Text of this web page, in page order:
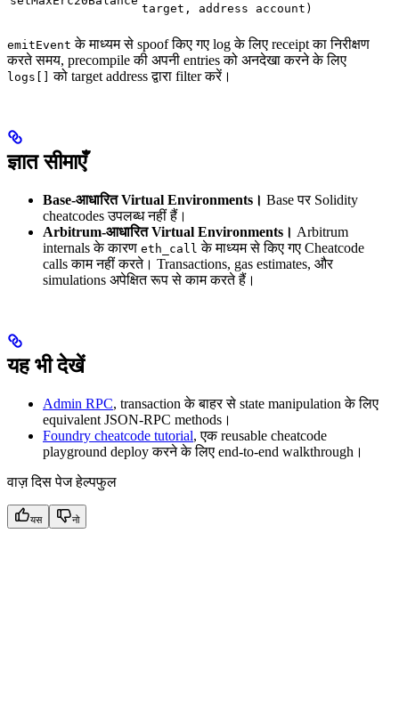
target, address account)
emitEvent के माध्यम से spoof किए गए log के लिए receipt का निरीक्षण
करते समय, precompile की अपनी entries को अनदेखा करने के लिए
logs[] को target address द्वारा filter करें।
ज्ञात सीमाएँ
Base-आधारित Virtual Environments। Base पर Solidity
cheatcodes उपलब्ध नहीं हैं।
Arbitrum-आधारित Virtual Environments। Arbitrum
internals के कारण eth_call के माध्यम से किए गए Cheatcode
calls काम नहीं करते। Transactions, gas estimates, और
simulations अपेक्षित रूप से काम करते हैं।
यह भी देखें
Admin RPC, transaction के बाहर से state manipulation के लिए
equivalent JSON-RPC methods।
Foundry cheatcode tutorial, एक reusable cheatcode
playground deploy करने के लिए end-to-end walkthrough।
वाज़ दिस पेज हेल्पफुल
यस नो